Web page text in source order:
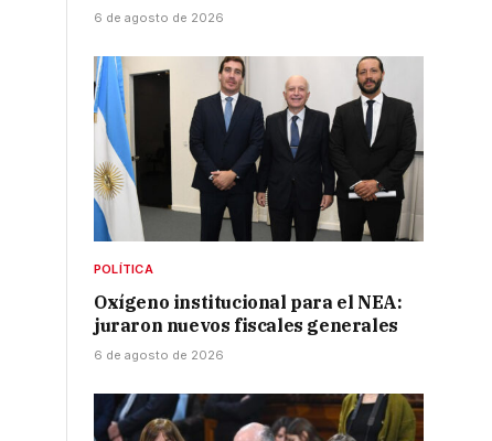
6 de agosto de 2026
POLÍTICA
Oxígeno institucional para el NEA:
juraron nuevos fiscales generales
6 de agosto de 2026